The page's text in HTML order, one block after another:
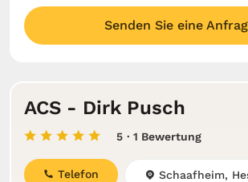
Senden Sie eine
ACS - Dirk Pusch
5 · 1 Bewertung
Telefon Schaafheim,